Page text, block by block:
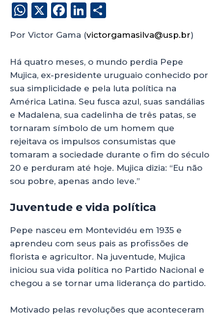
W
a
ts
A
p
p
X
F
c
e
b
o
o
k
Li
k
e
dI
n
a
re
Por Victor Gama (victorgamasilva@usp.br)
Há quatro meses, o mundo perdia Pepe
Mujica, ex-presidente uruguaio conhecido por
sua simplicidade e pela luta política na
América Latina. Seu fusca azul, suas sandálias
e Madalena, sua cadelinha de três patas, se
tornaram símbolo de um homem que
rejeitava os impulsos consumistas que
tomaram a sociedade durante o fim do século
20 e perduram até hoje. Mujica dizia: “Eu não
sou pobre, apenas ando leve.”
Juventude e vida política
Pepe nasceu em Montevidéu em 1935 e
aprendeu com seus pais as profissões de
florista e agricultor. Na juventude, Mujica
iniciou sua vida política no Partido Nacional e
chegou a se tornar uma liderança do partido.
Motivado pelas revoluções que aconteceram